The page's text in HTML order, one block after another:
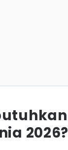
2026?